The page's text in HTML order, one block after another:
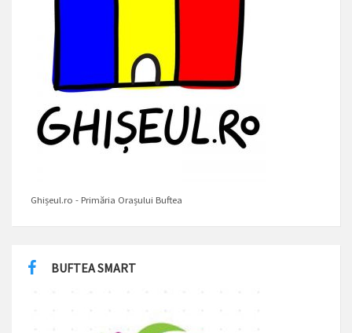
Ghișeul.ro - Primăria Orașului Buftea
BUFTEA SMART